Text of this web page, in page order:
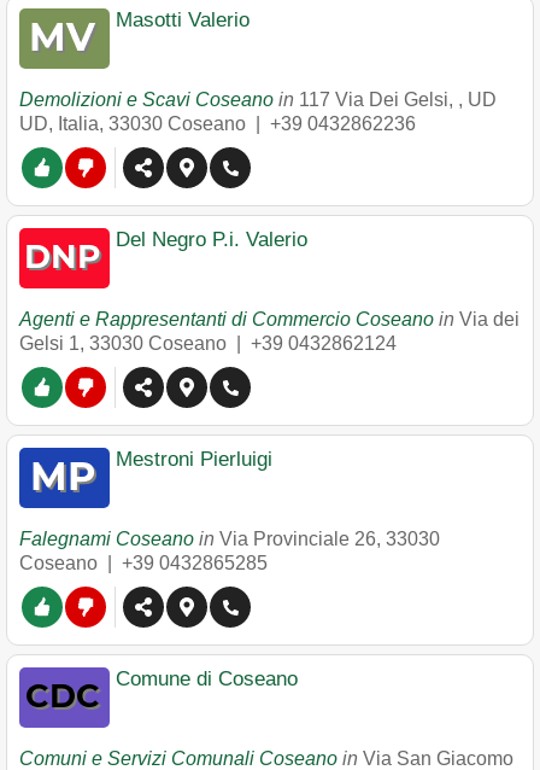
Masotti Valerio
Demolizioni e Scavi Coseano in 117 Via Dei Gelsi, , UD
UD, Italia, 33030 Coseano +39 0432862236
Del Negro P.i. Valerio
Agenti e Rappresentanti di Commercio Coseano in Via dei
Gelsi 1, 33030 Coseano +39 0432862124
Mestroni Pierluigi
Falegnami Coseano in Via Provinciale 26, 33030
Coseano
+39 0432865285
Comune di Coseano
Comuni e Servizi Comunali Coseano in Via San Giacomo